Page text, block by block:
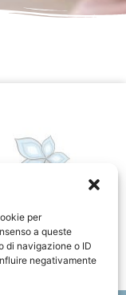
per
a queste
di navigazione o ID
negativamente